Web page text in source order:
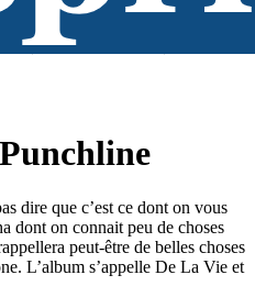
dire que c’est ce dont on vous
dont on connait peu de choses
peut-être de belles choses
L’album s’appelle De La Vie et